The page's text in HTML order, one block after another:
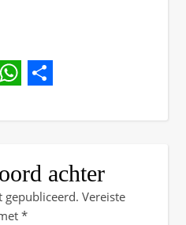
achter
gepubliceerd. Vereiste
*